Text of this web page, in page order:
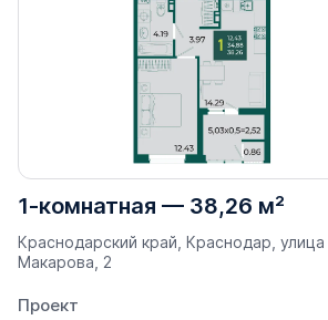
1-комнатная — 38,26 м²
Краснодарский край, Краснодар,
Макарова, 2
Проект